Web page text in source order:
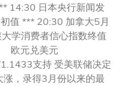
14:30 日本央行新闻发
值 *** 20:30 加拿大5月
学消费者信心指数终值
欧元兑美元
支持 受美联储决定
，录得3月份以来的最